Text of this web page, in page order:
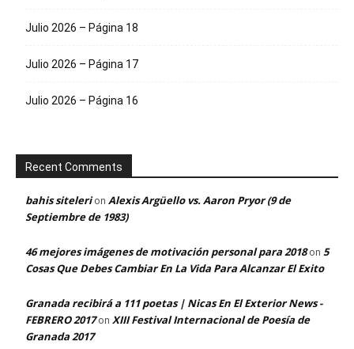
Julio 2026 – Página 18
Julio 2026 – Página 17
Julio 2026 – Página 16
Recent Comments
bahis sitelerion Alexis Argüello vs. Aaron Pryor (9 de
Septiembre de 1983)
46 mejores imágenes de motivación personal para 2018on 5
Cosas Que Debes Cambiar En La Vida Para Alcanzar El Exito
Granada recibirá a 111 poetas | Nicas En El Exterior News -
FEBRERO 2017on XIII Festival Internacional de Poesía de
Granada 2017